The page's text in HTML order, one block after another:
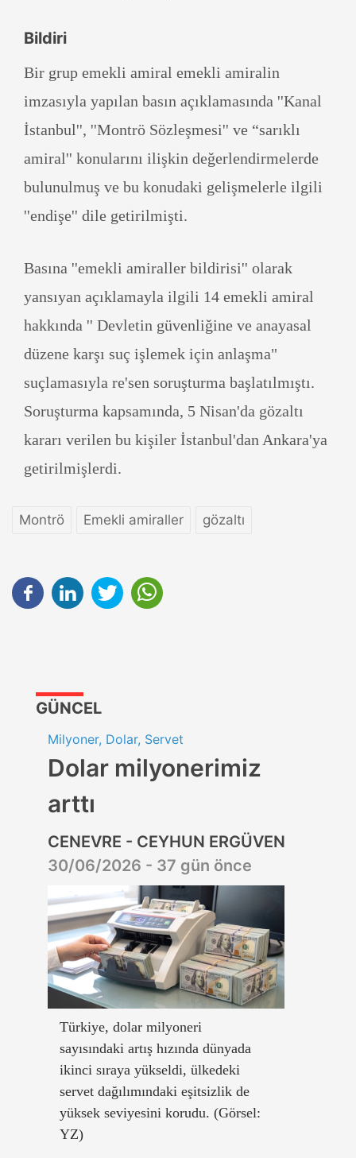
Bildiri
Bir grup emekli amiral emekli amiralin
imzasıyla yapılan basın açıklamasında ''Kanal
İstanbul'', ''Montrö Sözleşmesi'' ve “sarıklı
amiral'' konularını ilişkin değerlendirmelerde
bulunulmuş ve bu konudaki gelişmelerle ilgili
''endişe'' dile getirilmişti.
Basına ''emekli amiraller bildirisi'' olarak
yansıyan açıklamayla ilgili 14 emekli amiral
hakkında '' Devletin güvenliğine ve anayasal
düzene karşı suç işlemek için anlaşma"
suçlamasıyla re'sen soruşturma başlatılmıştı.
Soruşturma kapsamında, 5 Nisan'da gözaltı
kararı verilen bu kişiler İstanbul'dan Ankara'ya
getirilmişlerdi.
Montrö Emekli amiraller gözaltı
GÜNCEL
Milyoner, Dolar, Servet
Dolar milyonerimiz
arttı
CENEVRE - CEYHUN ERGÜVEN
30/06/2026 - 37 gün önce
Türkiye, dolar milyoneri
sayısındaki artış hızında dünyada
ikinci sıraya yükseldi, ülkedeki
servet dağılımındaki eşitsizlik de
yüksek seviyesini korudu. (Görsel:
YZ)